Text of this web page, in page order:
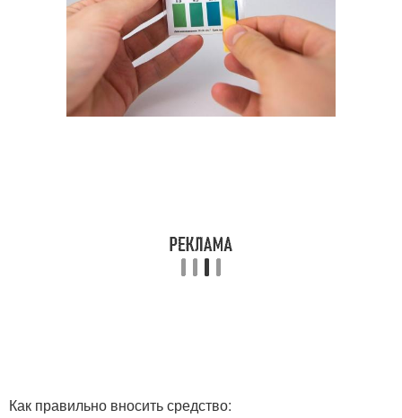
Как правильно вносить средство: